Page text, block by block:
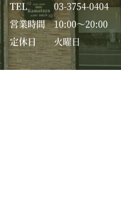
TEL
03-3754-0404
営業時間
10:00～20:00
定休日
火曜日